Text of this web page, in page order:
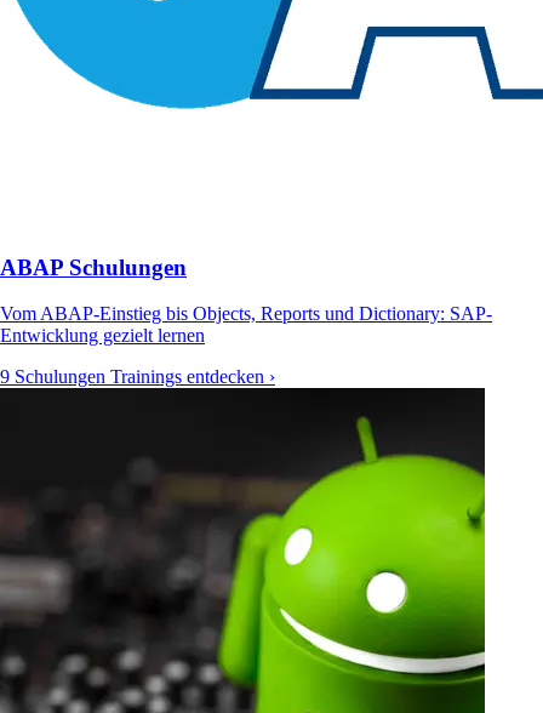
ABAP Schulungen
Vom ABAP-Einstieg bis Objects, Reports und Dictionary: SAP-
Entwicklung gezielt lernen
9 Schulungen Trainings entdecken ›